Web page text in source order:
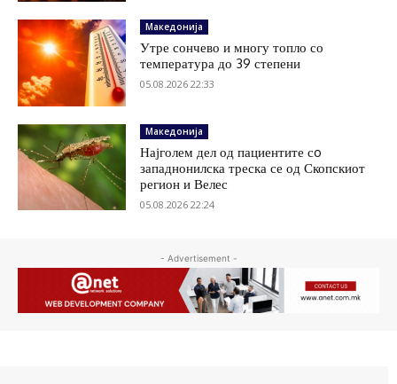
Македонија
Утре сончево и многу топло со
температура до 39 степени
05.08.2026 22:33
Македонија
Најголем дел од пациентите сo
западнонилска треска се од Скопскиот
регион и Велес
05.08.2026 22:24
- Advertisement -